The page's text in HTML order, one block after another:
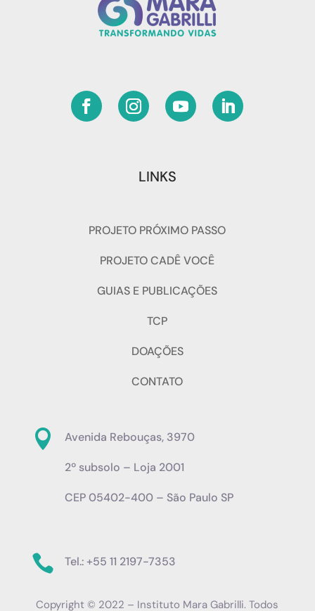
LINKS
PROJETO PRÓXIMO PASSO
PROJETO CADÊ VOCÊ
GUIAS E PUBLICAÇÕES
TCP
DOAÇÕES
CONTATO
 Avenida Rebouças, 3970
2º subsolo – Loja 2001
CEP 05402-400 – São Paulo SP
 Tel.: +55 11 2197-7353
Copyright © 2022 – Instituto Mara Gabrilli. Todos